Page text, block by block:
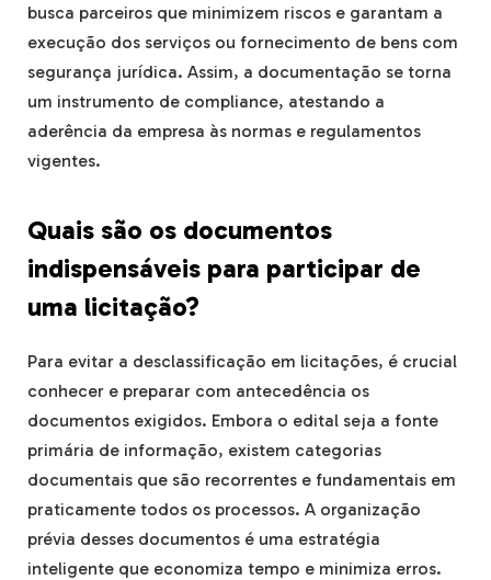
busca parceiros que minimizem riscos e garantam a
execução dos serviços ou fornecimento de bens com
segurança jurídica. Assim, a documentação se torna
um instrumento de compliance, atestando a
aderência da empresa às normas e regulamentos
vigentes.
Quais são os documentos
indispensáveis para participar de
uma licitação?
Para evitar a desclassificação em licitações, é crucial
conhecer e preparar com antecedência os
documentos exigidos. Embora o edital seja a fonte
primária de informação, existem categorias
documentais que são recorrentes e fundamentais em
praticamente todos os processos. A organização
prévia desses documentos é uma estratégia
inteligente que economiza tempo e minimiza erros.